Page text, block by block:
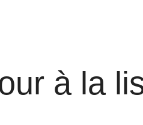
à la